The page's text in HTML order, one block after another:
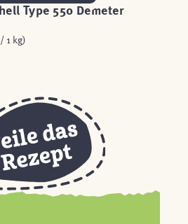
Type 550 Demeter
1 kg)